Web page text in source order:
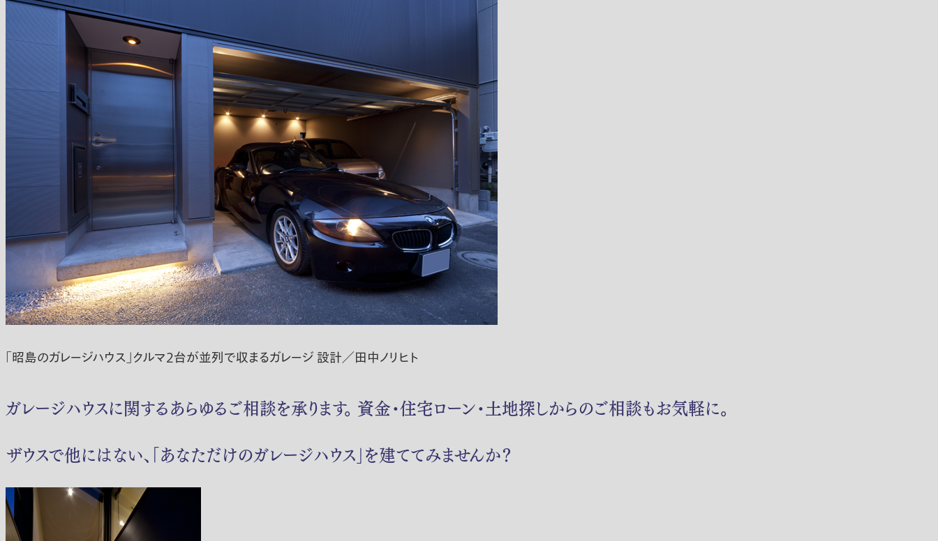
「昭島のガレージハウス」クルマ2台が並列で収まるガレージ 設計／田中ノリヒト
ガレージハウスに関するあらゆるご相談を承ります。 資金・住宅ローン・土地探しからのご相談もお気軽に。
ザウスで他にはない、「あなただけのガレージハウス」を建ててみませんか？